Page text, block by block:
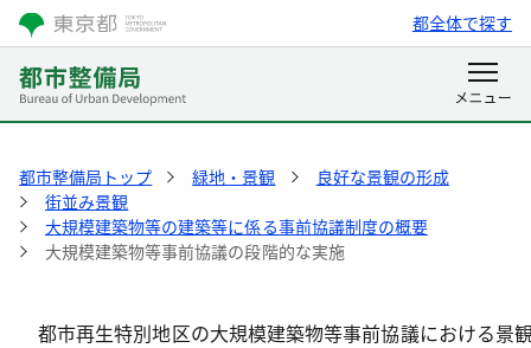
都全体で探す
都市整備局トップ 緑地・景観
良好な景観の形成
街並み景観
大規模建築物等の建築等に係る事前協議制度の概要
大規模建築物等事前協議の段階的な実施
都市再生特別地区の大規模建築物等事前協議における景